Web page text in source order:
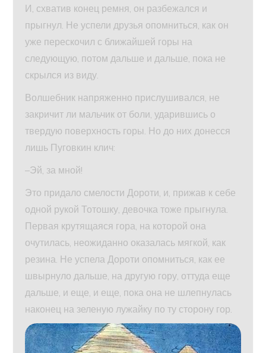
И, схватив конец ремня, он разбежался и
прыгнул. Не успели друзья опомниться, как он
уже перескочил с ближайшей горы на
следующую, потом дальше и дальше, пока не
скрылся из виду.
Волшебник напряженно прислушивался, не
закричит ли мальчик от боли, ударившись о
твердую поверхность горы. Но до них донесся
лишь Пуговкин клич:
–Эй, за мной!
Это придало смелости Дороти, и, прижав к себе
одной рукой Тотошку, девочка тоже прыгнула.
Первая крутящаяся гора, на которой она
очутилась, неожиданно оказалась мягкой, как
резина. Не успела Дороти опомниться, как ее
швырнуло дальше, на другую гору, оттуда еще
дальше, и еще, и еще, пока она не шлепнулась
наконец на зеленую лужайку по ту сторону гор.